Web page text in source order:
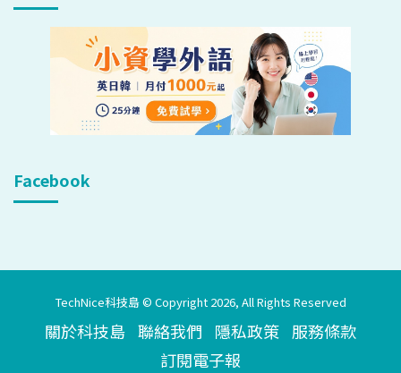
Facebook
TechNice科技島 © Copyright 2026, All Rights Reserved
關於科技島 聯絡我們 隱私政策 服務條款
訂閱電子報